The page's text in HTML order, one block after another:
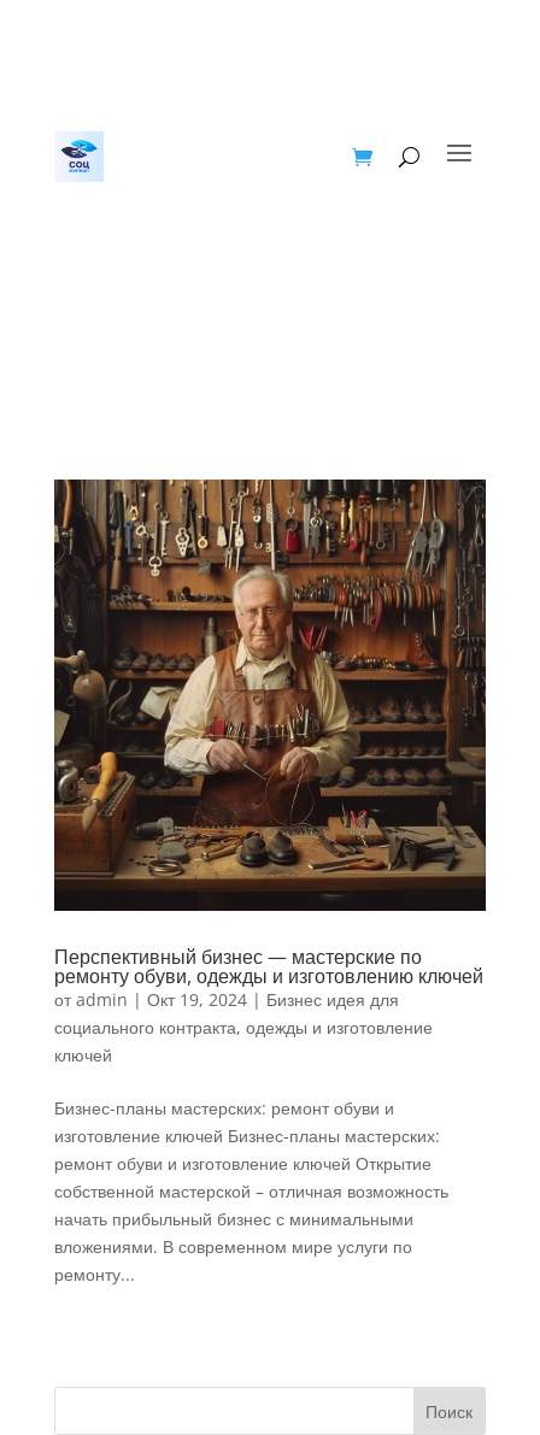
Перспективный бизнес — мастерские по
ремонту обуви, одежды и изготовлению ключей
отadmin | Окт 19, 2024| Бизнес идея для
социального контракта, одежды и изготовление
ключей
Бизнес-планы мастерских: ремонт обуви и
изготовление ключей Бизнес-планы мастерских:
ремонт обуви и изготовление ключей Открытие
собственной мастерской – отличная возможность
начать прибыльный бизнес с минимальными
вложениями. В современном мире услуги по
ремонту...